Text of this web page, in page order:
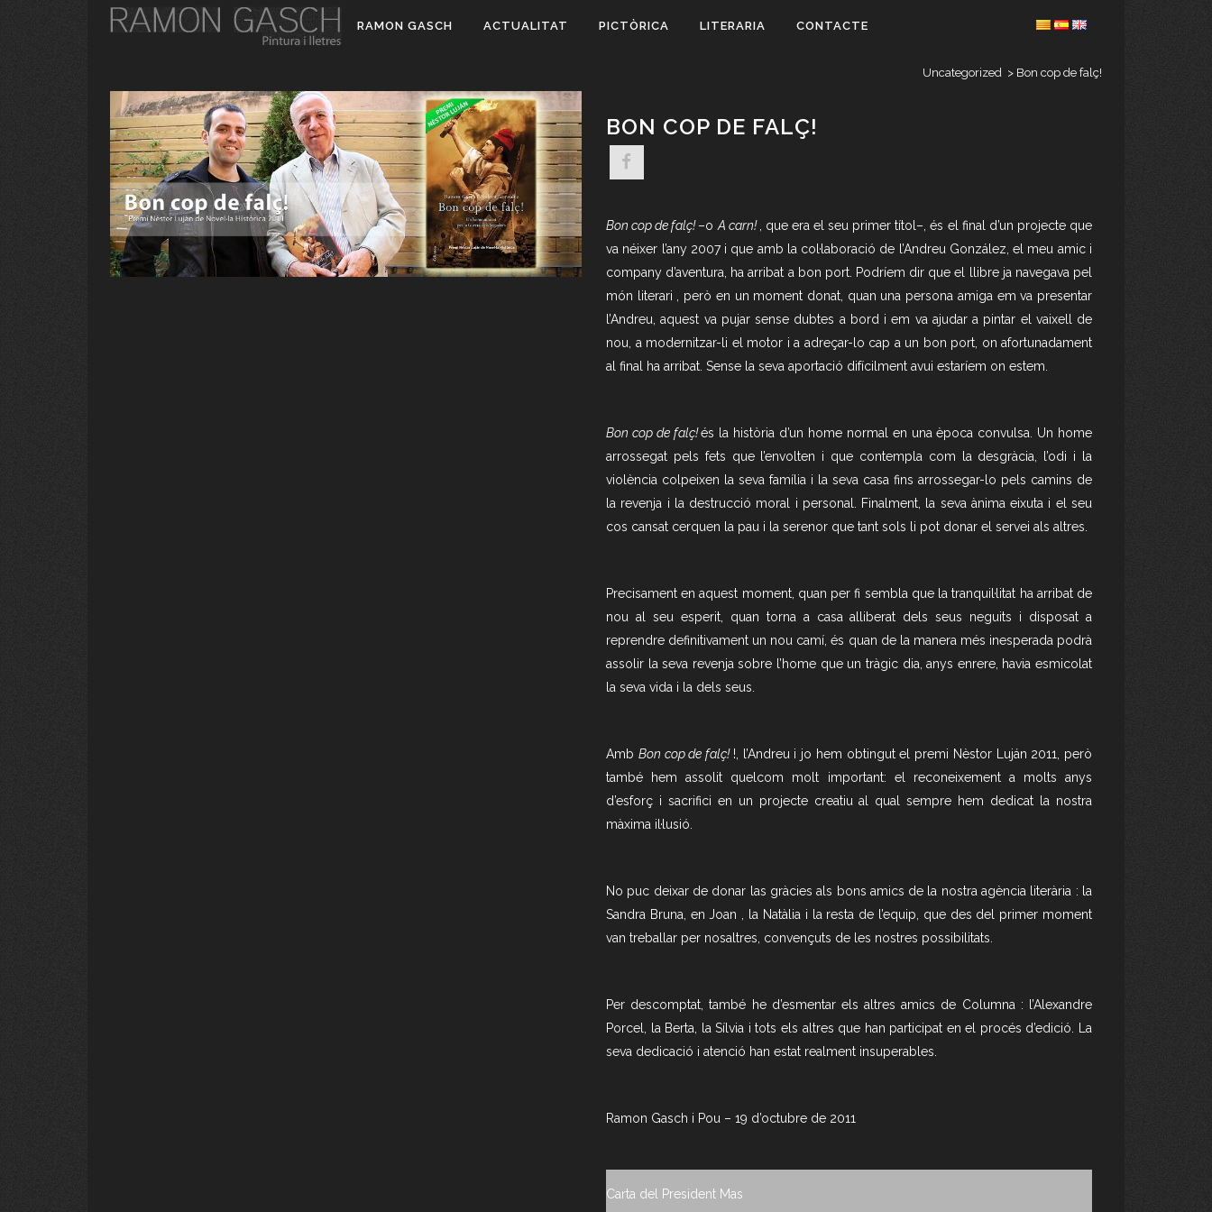
RAMON GASCH ACTUALITAT PICTÒRICA LITERARIA CONTACTE
Uncategorized > Bon cop de falç!
BON COP DE FALÇ!
Bon cop de falç!–o A carn!
, que era el seu primer títol–, és el final d’un projecte que
va néixer l’any 2007 i que amb la col·laboració de l’Andreu González, el meu amic i
company d’aventura, ha arribat a bon port. Podríem dir que el llibre ja navegava pel
món literari , però en un moment donat, quan una persona amiga em va presentar
l’Andreu, aquest va pujar sense dubtes a bord i em va ajudar a pintar el vaixell de
nou, a modernitzar-li el motor i a adreçar-lo cap a un bon port, on afortunadament
al final ha arribat. Sense la seva aportació difícilment avui estaríem on estem.
Bon cop de falç!és la història d’un home normal en una època convulsa. Un home
arrossegat pels fets que l’envolten i que contempla com la desgràcia, l’odi i la
violència colpeixen la seva família i la seva casa fins arrossegar-lo pels camins de
la revenja i la destrucció moral i personal. Finalment, la seva ànima eixuta i el seu
cos cansat cerquen la pau i la serenor que tant sols li pot donar el servei als altres.
Precisament en aquest moment, quan per fi sembla que la tranquil·litat ha arribat de
nou al seu esperit, quan torna a casa alliberat dels seus neguits i disposat a
reprendre definitivament un nou camí, és quan de la manera més inesperada podrà
assolir la seva revenja sobre l’home que un tràgic dia, anys enrere, havia esmicolat
la seva vida i la dels seus.
Amb Bon cop de falç! !, l’Andreu i jo hem obtingut el premi Nèstor Luján 2011, però
també hem assolit quelcom molt important: el reconeixement a molts anys
d’esforç i sacrifici en un projecte creatiu al qual sempre hem dedicat la nostra
màxima il·lusió.
No puc deixar de donar las gràcies als bons amics de la nostra agència literària : la
Sandra Bruna, en Joan , la Natàlia i la resta de l’equip, que des del primer moment
van treballar per nosaltres, convençuts de les nostres possibilitats.
Per descomptat, també he d’esmentar els altres amics de Columna : l’Alexandre
Porcel, la Berta, la Sílvia i tots els altres que han participat en el procés d’edició. La
seva dedicació i atenció han estat realment insuperables.
Ramon Gasch i Pou – 19 d’octubre de 2011
Carta del President Mas